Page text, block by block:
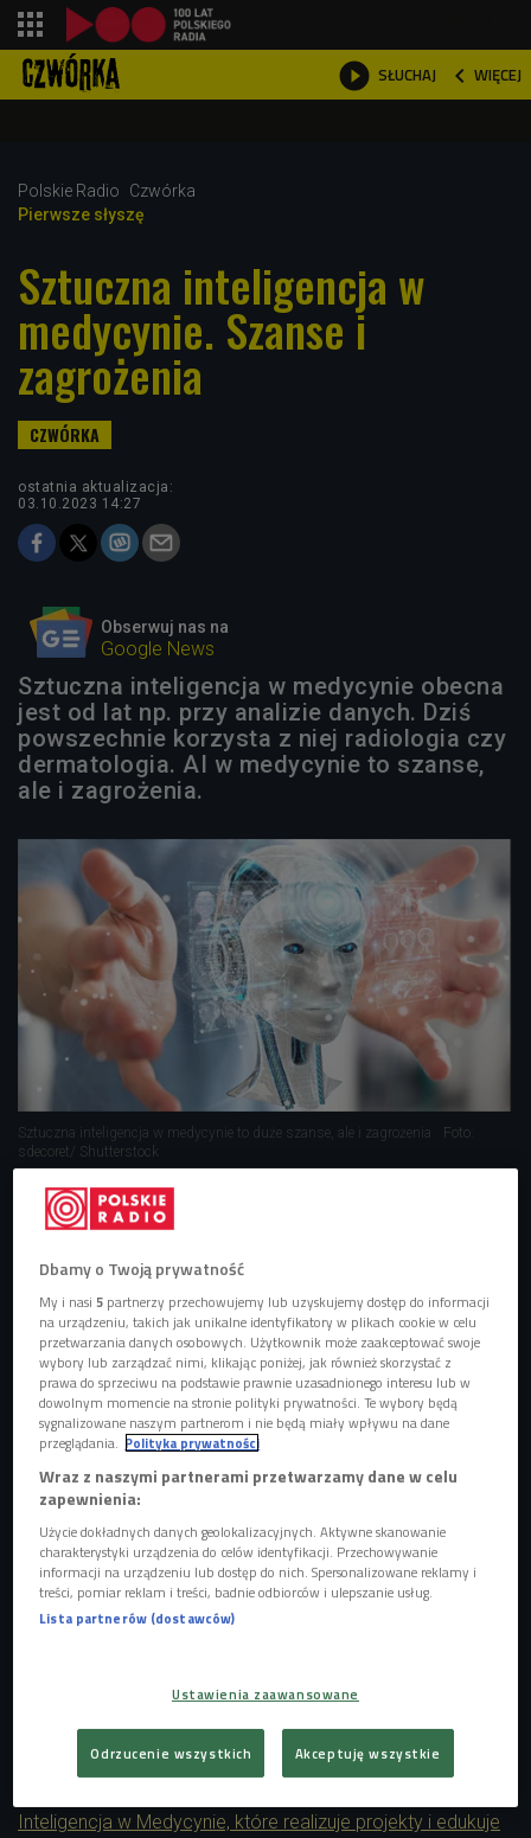
 SŁUCHAJ  WIĘCEJ

Polskie Radio
Czwórka
Pierwsze słyszę
Sztuczna inteligencja w
medycynie. Szanse i
zagrożenia
ostatnia aktualizacja:
03.10.2023 14:27
Obserwuj nas na
Google News
Sztuczna inteligencja w medycynie obecna
jest od lat np. przy analizie danych. Dziś
powszechnie korzysta z niej radiologia czy
dermatologia. AI w medycynie to szanse,
ale i zagrożenia.
Sztuczna inteligencja w medycynie to duże szanse, ale i zagrożenia
Foto:
sdecoret/ Shutterstock
Mateusz Lickindort to student Wydziału Lekarskiego
Uniwersytetu Medycznego we Wrocławiu i
Politechniki Wrocławskiej.
Założył Koło Naukowe Sztuczna Inteligencja w
Medycynie.
Sztuczna inteligencja, jako statystycznepodejście
analizie danych, jest obecna w medycynie od dekad.
Od kilku lat zaś wkracza w nią przebojem, jak w innych
branżach.
Zastosowanie rozwiązań AI niesie też ze sobą
zagrożenia.
tu niezbędna.
Czy AI zastąpi lekarzy?
Wrocławskiej, założycielem Koła Naukowego Sztuczna
Inteligencja w Medycynie. Interesują go nauki medyczne i
techniczne oraz to, co dzieje się na ich styku.
Inteligencja w Medycynie, które realizuje projekty i edukuje
Dbamy o Twoją prywatność
My i nasi5 partnerzy przechowujemy lub uzyskujemy dostęp do informacji
na urządzeniu, takich jak unikalne identyfikatory w plikach cookie w celu
przetwarzania danych osobowych. Użytkownik może zaakceptować swoje
wybory lub zarządzać nimi, klikając poniżej, jak również skorzystać z
prawa do sprzeciwu na podstawie prawnie uzasadnionego interesu lub w
dowolnym momencie na stronie polityki prywatności. Te wybory będą
sygnalizowane naszym partnerom i nie będą miały wpływu na dane
przeglądania. Polityka prywatności
Wraz z naszymi partnerami przetwarzamy dane w celu
zapewnienia:
Użycie dokładnych danych geolokalizacyjnych. Aktywne skanowanie
charakterystyki urządzenia do celów identyfikacji. Przechowywanie
informacji na urządzeniu lub dostęp do nich. Spersonalizowane reklamy i
treści, pomiar reklam i treści, badnie odbiorców i ulepszanie usług.
Lista partnerów (dostawców)
Ustawienia zaawansowane
Odrzucenie wszystkich Akceptuję wszystkie